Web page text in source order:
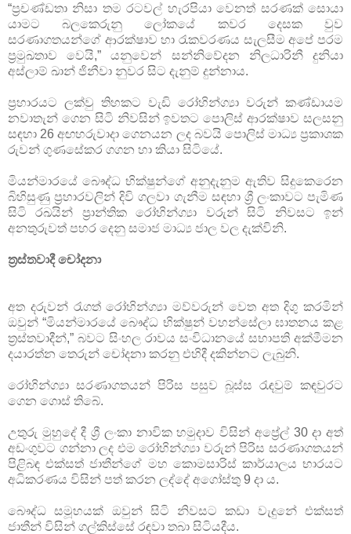
“ප්‍රචණ්ඩතා නිසා තම රටවල් හැරපියා වෙනත් සරණක් සොයා
යාමට බලකෙරුනු ලෝකයේ කවර දෙසක වුව
සරණාගතයන්ගේ ආරක්ෂාව හා රැකවරණය සැලසීම අපේ පරම
ප්‍රමුඛතාව වෙයි,” යනුවෙන් සන්නිවේදන නිලධාරිනී දුනියා
අස්ලාම් ඛාන් ජිනීවා නුවර සිට දැනුම් දුන්නාය.
ප්‍රහාරයට ලක්වු තිහකට වැඩි රෝහින්ග්‍යා වරුන් කණ්ඩායම
නවාතැන් ගෙන සිටි නිවසින් ඉවතට පොලිස් ආරක්ෂාව සලසනු
සඳහා 26 අඟහරුවාදා ගෙනයන ලද බවයි පොලිස් මාධ්‍ය ප්‍රකාශක
රුවන් ගුණසේකර ගගන හා කියා සිටියේ.
මියන්මාරයේ බෞද්ධ භික්ෂුන්ගේ අනුදැනුම ඇතිව සිදුකෙරෙන
බිහිසුණු ප්‍රහාරවලින් දිවි ගලවා ගැනීම සඳහා ශ්‍රී ලංකාවට පැමිණ
සිටි රඛයින් ප්‍රාන්තික රෝහින්ග්‍යා වරුන් සිටි නිවසට ඉන්
අනතුරුවත් පහර දෙනු සමාජ මාධ්‍ය ජාල වල දැක්විනි.
ත්‍රස්තවාදී චෝදනා
අත දරුවන් රැගත් රෝහින්ග්‍යා මව්වරුන් වෙත අත දිගු කරමින්
ඔවුන් “මියන්මාරයේ බෞද්ධ භික්ෂුන් වහන්සේලා ඝාතනය කළ
ත්‍රස්තවාදීන්,” බවට සිංහල රාවය සංවිධානයේ සභාපති අක්මීමන
දයාරත්න තෙරුන් චෝදනා කරනු එහිදී දකින්නට ලැබුනි.
රෝහින්ග්‍යා සරණාගතයන් පිරිස පසුව බූස්ස රැඳවුම් කඳවුරට
ගෙන ගොස් තිබේ.
උතුරු මුහුදේ දී ශ්‍රී ලංකා නාවික හමුදාව විසින් අප්‍රේල් 30 දා අත්
අඩංගුවට ගන්නා ලද එම රෝහින්ග්‍යා වරුන් පිරිස සරණාගතයන්
පිළිබඳ එක්සත් ජාතීන්ගේ මහ කොමසාරිස් කාර්යාලය භාරයට
අධිකරණය විසින් පත් කරන ලද්දේ අගෝස්තු 9 දා ය.
බෞද්ධ සමූහයක් ඔවුන් සිටි නිවසට කඩා වැදුනේ එක්සත්
ජාතීන් විසින් ගල්කිස්සේ රඳවා තබා සිටියදීය.